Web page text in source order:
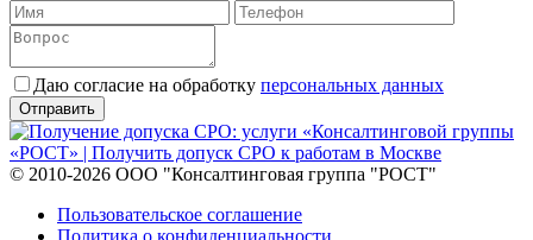
Даю согласие на обработку персональных данных
© 2010-2026 ООО "Консалтинговая группа "РОСТ"
Пользовательское соглашение
Политика о конфиденциальности